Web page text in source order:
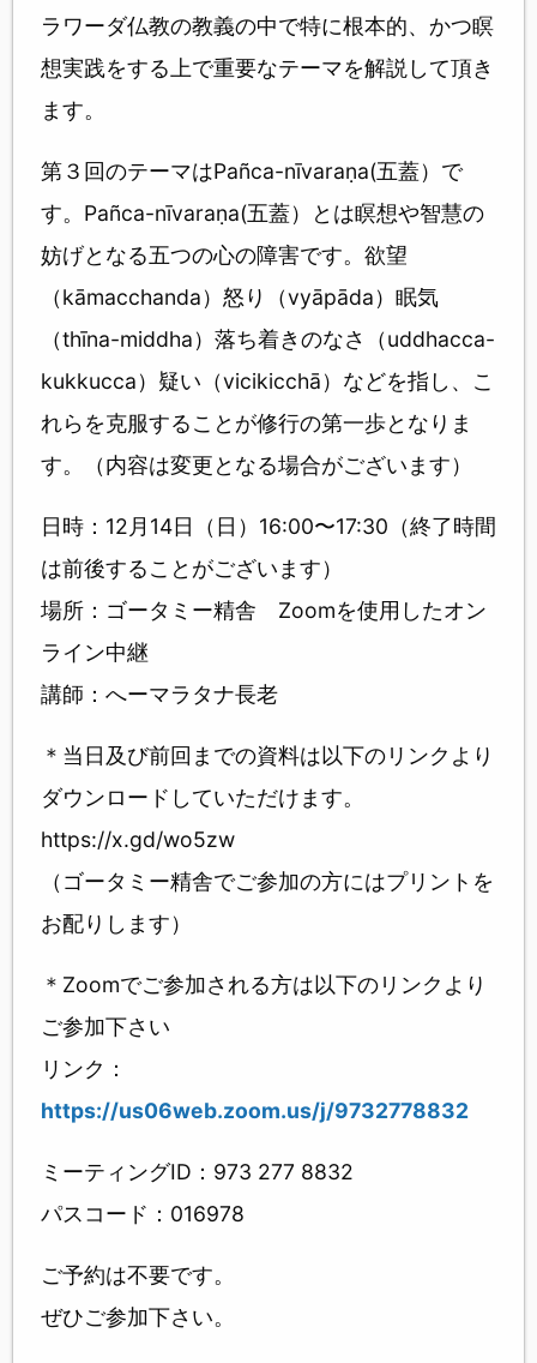
ラワーダ仏教の教義の中で特に根本的、かつ瞑
想実践をする上で重要なテーマを解説して頂き
ます。
第３回のテーマはPañca-nīvaraṇa(五蓋）で
す。Pañca-nīvaraṇa(五蓋）とは瞑想や智慧の
妨げとなる五つの心の障害です。欲望
（kāmacchanda）怒り（vyāpāda）眠気
（thīna-middha）落ち着きのなさ（uddhacca-
kukkucca）疑い（vicikicchā）などを指し、こ
れらを克服することが修行の第一歩となりま
す。（内容は変更となる場合がございます）
日時：12月14日（日）16:00〜17:30（終了時間
は前後することがございます）
場所：ゴータミー精舎 Zoomを使用したオン
ライン中継
講師：へーマラタナ長老
＊当日及び前回までの資料は以下のリンクより
ダウンロードしていただけます。
https://x.gd/wo5zw
（ゴータミー精舎でご参加の方にはプリントを
お配りします）
＊Zoomでご参加される方は以下のリンクより
ご参加下さい
リンク：
https://us06web.zoom.us/j/9732778832
ミーティングID：973 277 8832
パスコード：016978
ご予約は不要です。
ぜひご参加下さい。